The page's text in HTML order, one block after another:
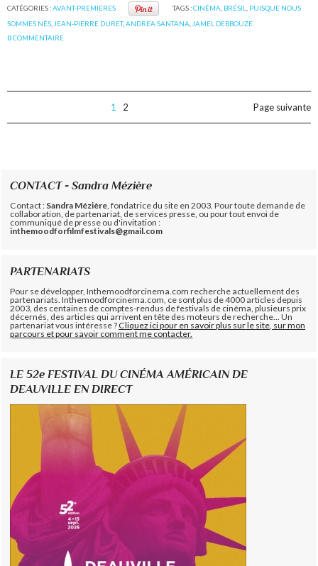
CATÉGORIES :AVANT-PREMIERES TAGS :CINÉMA BRÉSIL
PUISQUE NOUS
SOMMES NÉS JEAN-PIERRE DURET,ANDREA SANTANA JAMEL DEBBOUZE
0COMMENTAIRE
1 2 Page suivante
CONTACT - Sandra Mézière
Contact : Sandra Mézière , fondatrice du site en 2003. Pour toute demande de
collaboration, de partenariat, de services presse, ou pour tout envoi de
communiqué de presse ou d'invitation :
inthemoodforfilmfestivals@gmail.com
PARTENARIATS
Pour se développer, Inthemoodforcinema.com recherche actuellement des
partenariats. Inthemoodforcinema.com, ce sont plus de 4000 articles depuis
2003, des centaines de comptes-rendus de festivals de cinéma, plusieurs prix
décernés, des articles qui arrivent en tête des moteurs de recherche... Un
partenariat vous intéresse ?Cliquez ici pour en savoir plus sur le site, sur mon
parcours et pour savoir comment me contacter.
LE 52e FESTIVAL DU CINÉMA AMÉRICAIN DE
DEAUVILLE EN DIRECT